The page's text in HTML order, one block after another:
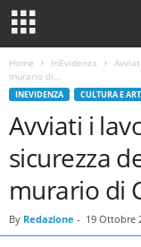
Home InEvidenza
murario di...
INEVIDENZA CULTURA E
Avviati i
sicurezza
murario di
By Redazione - 19 Ottobre